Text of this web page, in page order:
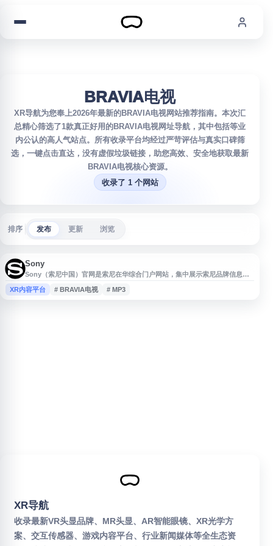
BRAVIA电视
XR导航为您奉上2026年最新的BRAVIA电视网站推荐指南。本次汇
总精心筛选了1款真正好用的BRAVIA电视网址导航，其中包括等业
内公认的高人气站点。所有收录平台均经过严苛评估与真实口碑筛
选，一键点击直达，没有虚假垃圾链接，助您高效、安全地获取最新
BRAVIA电视核心资源。
收录了 1 个网站
排序 发布 更新 浏览
Sony
Sony（索尼中国）官网是索尼在华综合门户网站，集中展示索尼品牌信息、
消费电子产品、娱乐内容、商务解决方案、技术研发与可持续发展动态。网站
涵盖相机、音频设备、BRAVIA电视、PlayStation相关内容，以及影视、音
XR内容平台 # BRAVIA电视 # MP3
XR导航
收录最新VR头显品牌、MR头显、AR智能眼镜、XR光学方
案、交互传感器、游戏内容平台、行业新闻媒体等全生态资